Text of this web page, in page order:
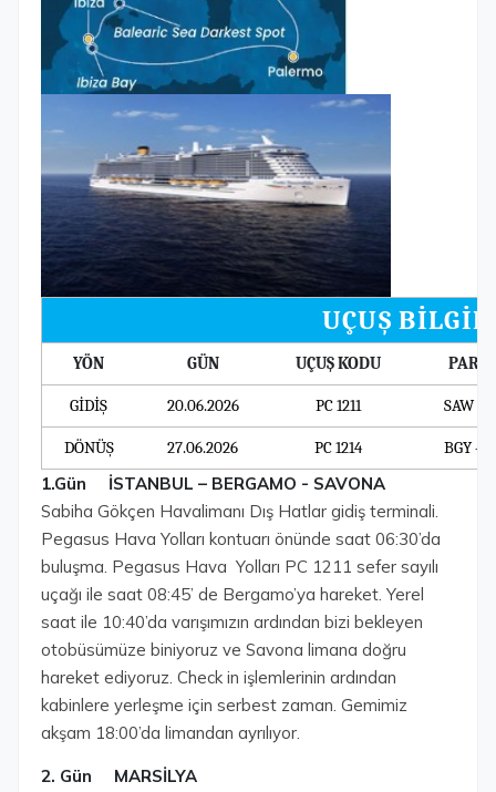
UÇUŞ
YÖN GÜN UÇUŞ KODU
GİDİŞ 20.06.2026 PC 1211 SAW –
DÖNÜŞ 27.06.2026 PC 1214 BGY –
1.Gün İSTANBUL – BERGAMO - SAVONA
Sabiha Gökçen Havalimanı Dış Hatlar gidiş terminali.
Pegasus Hava Yolları kontuarı önünde saat 06:30’da
buluşma. Pegasus Hava Yolları PC 1211 sefer sayılı
uçağı ile saat 08:45’ de Bergamo’ya hareket. Yerel
saat ile 10:40’da varışımızın ardından bizi bekleyen
otobüsümüze biniyoruz ve Savona limana doğru
hareket ediyoruz. Check in işlemlerinin ardından
kabinlere yerleşme için serbest zaman. Gemimiz
akşam 18:00’da limandan ayrılıyor.
2. Gün MARSİLYA